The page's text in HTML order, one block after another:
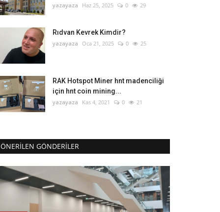
yazayaza Haz 25, 2025 0 29
Rıdvan Kevrek Kimdir?
yazayaza Oca 21, 2025 0 25
RAK Hotspot Miner hnt madenciliği
için hnt coin mining...
yazayaza Kas 4, 2021 0 21
ÖNERILEN GÖNDERILER